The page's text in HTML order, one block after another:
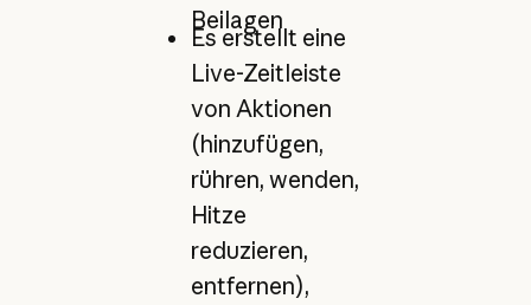
Beilagen
Es erstellt eine
Live-Zeitleiste
von Aktionen
(hinzufügen,
rühren, wenden,
Hitze
reduzieren,
entfernen),